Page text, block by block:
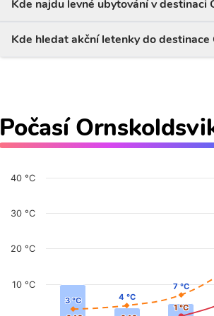
Kde najdu levné ubytování v destinaci
Kde hledat akční letenky do destinace
Počasí
1 °C
1 °C
3 °C
3 °C 4 °C
4 °C
7 °C
7 °C
10 °C
20 °C
30 °C
40 °C